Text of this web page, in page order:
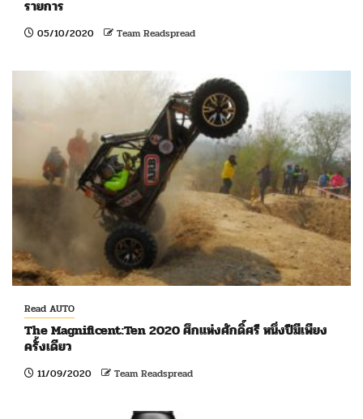
รายการ
05/10/2020 Team Readspread
Read AUTO
The Magnificent:Ten 2020 ศึกแห่งศักดิ์ศรี หนึ่งปีมีเพียง
ครั้งเดียว
11/09/2020 Team Readspread